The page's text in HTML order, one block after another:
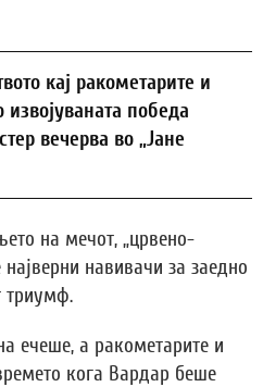
кај ракометарите и
победа
вечерва во „Јане
на мечот, „црвено-
најверни навивачи за заедно
триумф.
ечеше, а ракометарите и
кога Вардар беше